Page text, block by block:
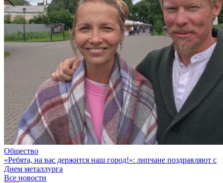
Общество
«Ребята, на вас держится наш город!»: липчане поздравляют с
Днем металлурга
Все новости